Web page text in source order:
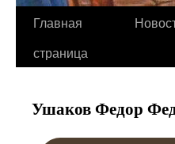
Главная
страница
Ушаков Федор